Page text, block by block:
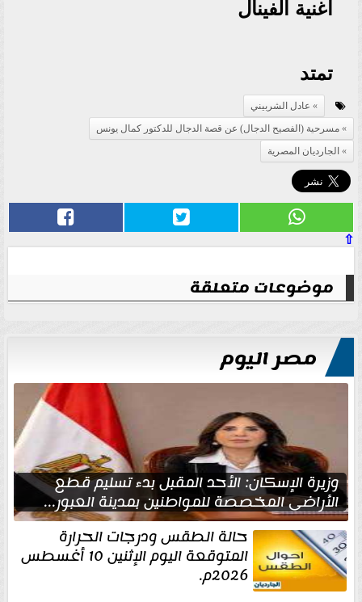
أغنية الفينال
تمتد
عادل الشربيني
مسرحية (الفصيح الدجال) عن قصة الدجال للدكتور كمال يونس
الجارديان المصرية
⇧
موضوعات متعلقة
مصر اليوم
وزيرة الإسكان: الأحد المقبل بدء تسليم قطع
الأراضي المخصصة للمواطنين بمدينة العبور...
حالة الطقس ودرجات الحرارة
المتوقعة اليوم الإثنين 10 أغسطس
2026م.